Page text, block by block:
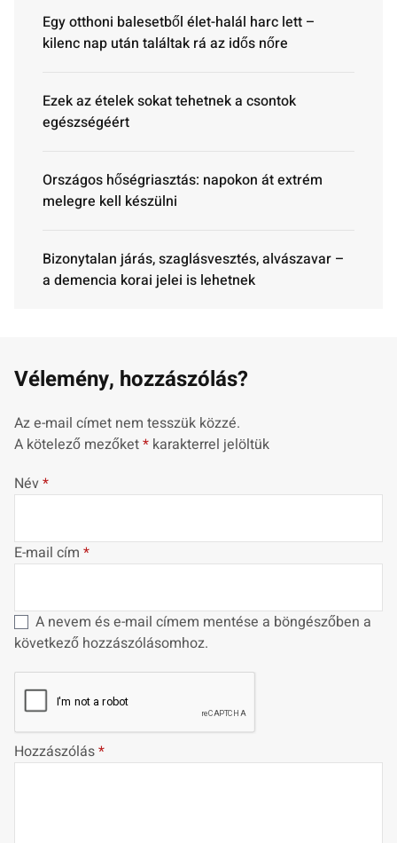
Egy otthoni balesetből élet-halál harc lett –
kilenc nap után találtak rá az idős nőre
Ezek az ételek sokat tehetnek a csontok
egészségéért
Országos hőségriasztás: napokon át extrém
melegre kell készülni
Bizonytalan járás, szaglásvesztés, alvászavar –
a demencia korai jelei is lehetnek
Vélemény, hozzászólás?
Az e-mail címet nem tesszük közzé.
A kötelező mezőket* karakterrel jelöltük
Név*
E-mail cím *
A nevem és e-mail címem mentése a böngészőben a
következő hozzászólásomhoz.
Hozzászólás*